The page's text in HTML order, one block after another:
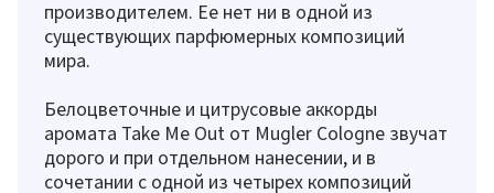
производителем. Ее нет ни в одной из
существующих парфюмерных композиций
мира.
Белоцветочные и цитрусовые аккорды
аромата Take Me Out от Mugler Cologne звучат
дорого и при отдельном нанесении, и в
сочетании с одной из четырех композиций